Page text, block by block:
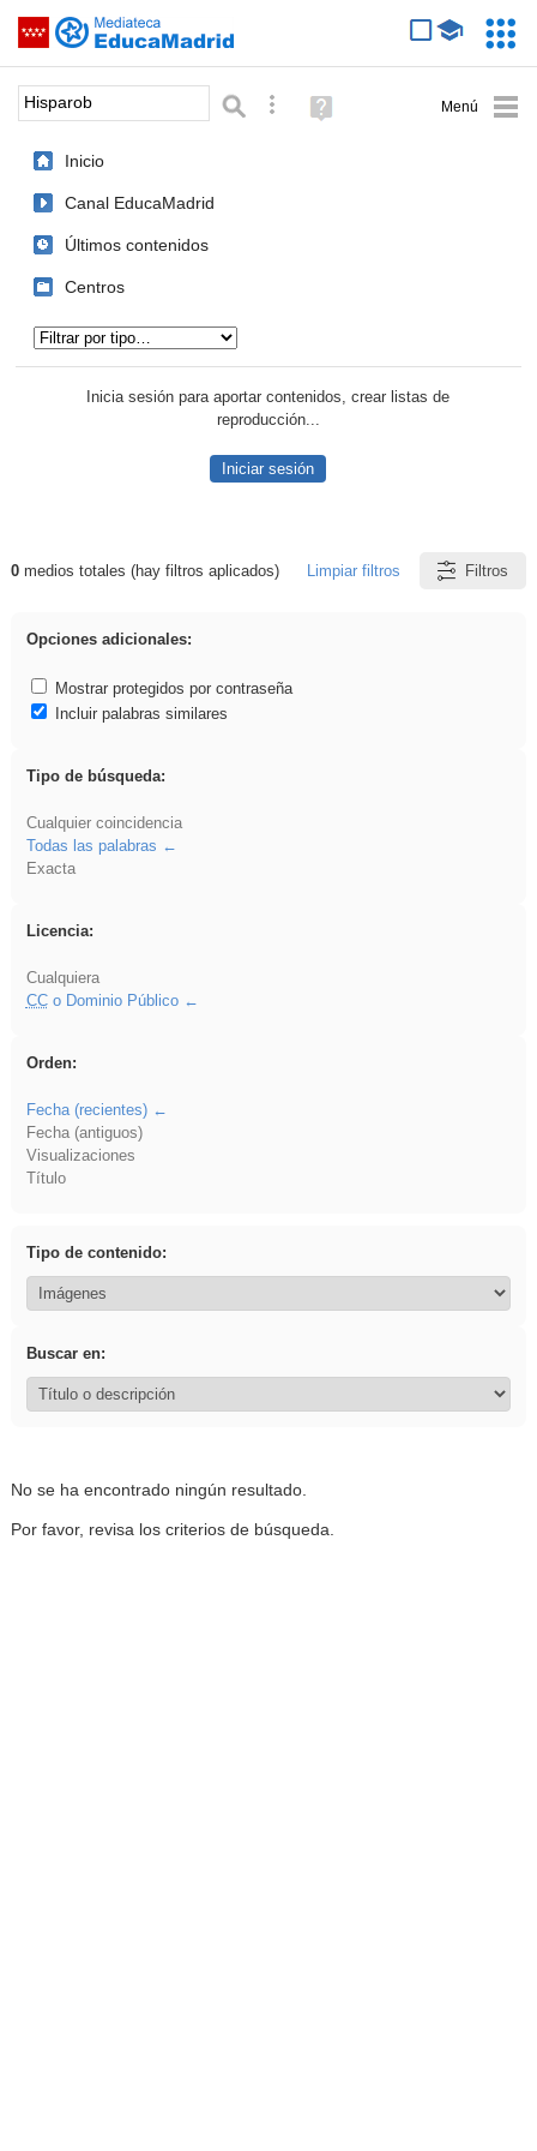
Saltar navegación
Palabra o frase: Búsqueda avanzada
Ayuda
(en
Inicio
Canal EducaMadrid
Últimos contenidos
Centros
Inicia sesión para aportar contenidos, crear listas de
reproducción...
Iniciar sesión
Resultados de: Hisparob
0medios totales (hay filtros aplicados) Limpiar filtros Filtros
Opciones adicionales:
Mostrar protegidos por contraseña
Incluir palabras similares
Tipo de búsqueda:
Cualquier coincidencia
Todas las palabras
Exacta
Licencia:
Cualquiera
CCo Dominio Público
Orden:
Fecha (recientes)
Fecha (antiguos)
Visualizaciones
Título
Tipo de contenido:
Buscar en:
No se ha encontrado ningún resultado.
Por favor, revisa los criterios de búsqueda.